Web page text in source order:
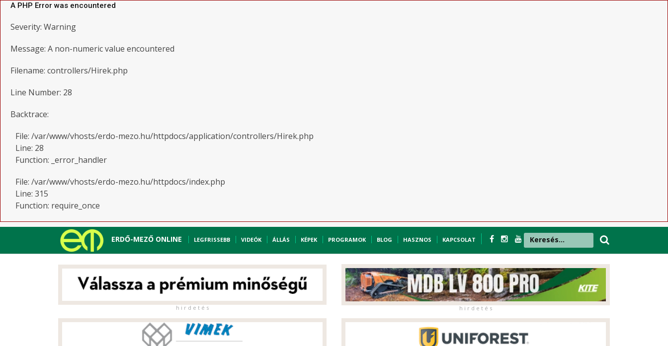
A PHP Error was encountered
Severity: Warning
Message: A non-numeric value encountered
Filename: controllers/Hirek.php
Line Number: 28
Backtrace:
File: /var/www/vhosts/erdo-mezo.hu/httpdocs/application/controllers/Hirek.php
Line: 28
Function: _error_handler
File: /var/www/vhosts/erdo-mezo.hu/httpdocs/index.php
Line: 315
Function: require_once
ERDŐ-MEZŐ ONLINE LEGFRISSEBB VIDEÓK ÁLLÁS KÉPEK PROGRAMOK BLOG HASZNOS KAPCSOLAT
h i r d e t é s h i r d e t é s